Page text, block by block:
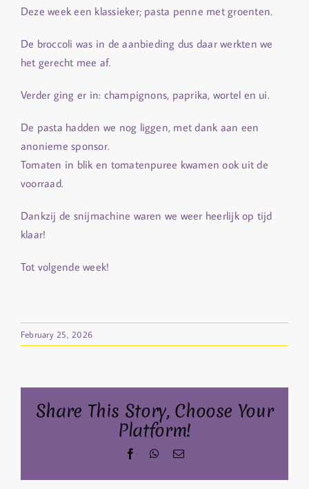
Deze week een klassieker; pasta penne met groenten.
De broccoli was in de aanbieding dus daar werkten we
het gerecht mee af.
Verder ging er in: champignons, paprika, wortel en ui.
De pasta hadden we nog liggen, met dank aan een
anonieme sponsor.
Tomaten in blik en tomatenpuree kwamen ook uit de
voorraad.
Dankzij de snijmachine waren we weer heerlijk op tijd
klaar!
Tot volgende week!
February 25, 2026
Share This Story, Choose Your
Platform!
FacebookWhatsApp
Email